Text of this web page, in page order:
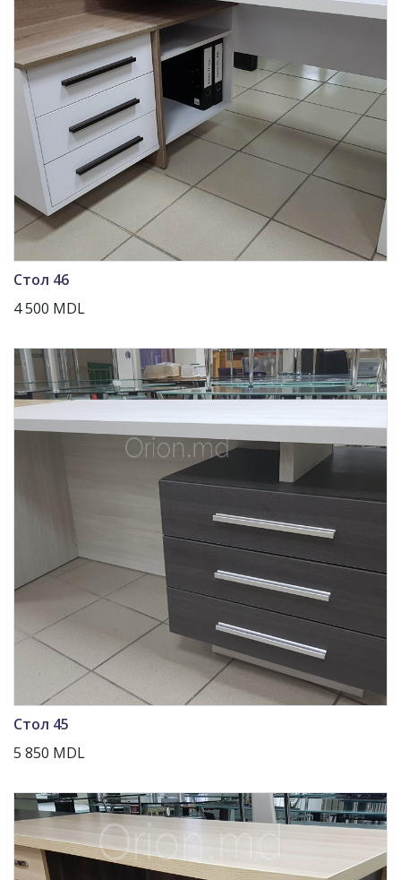
Стол 46
4 500 MDL
Стол 45
5 850 MDL